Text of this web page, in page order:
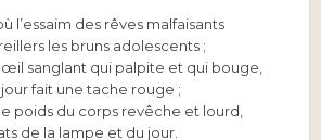
l’essaim des rêves malfaisants
les bruns adolescents ;
sanglant qui palpite et qui bouge,
fait une tache rouge ;
poids du corps revêche et lourd,
de la lampe et du jour.